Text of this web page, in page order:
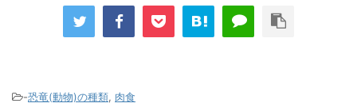
-恐竜(動物)の種類, 肉食